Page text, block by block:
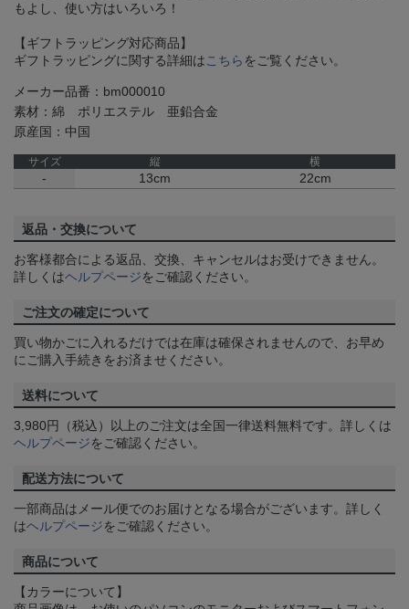
もよし、使い方はいろいろ！
【ギフトラッピング対応商品】
ギフトラッピングに関する詳細は こちら をご覧ください。
メーカー品番：bm000010
素材：綿 ポリエステル 亜鉛合金
原産国：中国
サイズ 縦 横
- 13cm 22cm
返品・交換について
お客様都合による返品、交換、キャンセルはお受けできません。
詳しくはヘルプページをご確認ください。
ご注文の確定について
買い物かごに入れるだけでは在庫は確保されませんので、お早め
にご購入手続きをお済ませください。
送料について
3,980円（税込）以上のご注文は全国一律送料無料です。詳しくは
ヘルプページをご確認ください。
配送方法について
一部商品はメール便でのお届けとなる場合がございます。詳しく
はヘルプページをご確認ください。
商品について
【カラーについて】